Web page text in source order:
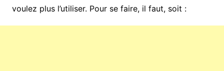
voulez plus l’utiliser. Pour se faire, il faut, soit :